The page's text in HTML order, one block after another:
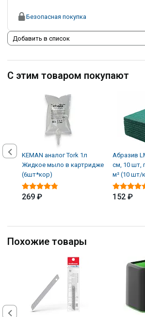
Безопасная покупка
Добавить в список
С этим товаром покупают
KEMAN аналог Tork 1л
Жидкое мыло в картридже
(6шт*кор)
269 ₽
Абразив
см, 10 шт,
м² (10 шт/
152 ₽
Похожие товары